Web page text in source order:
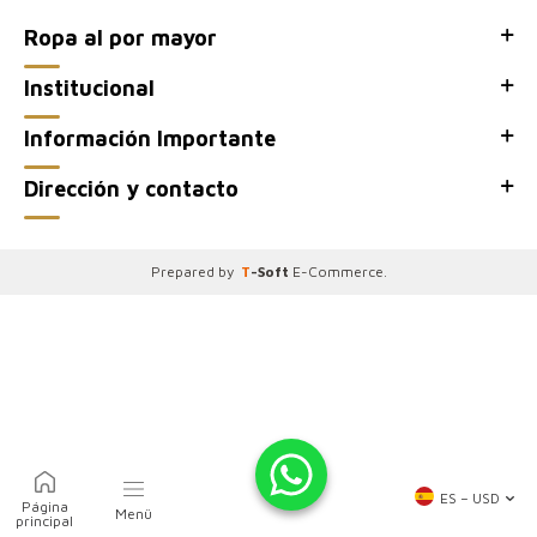
Página
principal
Menü
ES − USD
Ropa al por mayor
Institucional
Información Importante
Dirección y contacto
Prepared by T-Soft E-Commerce